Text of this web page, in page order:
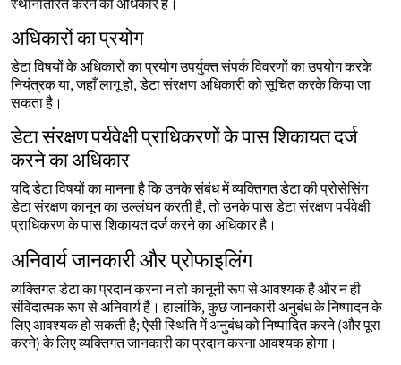
स्थानांतरित करने का अधिकार है।
अधिकारों का प्रयोग
डेटा विषयों के अधिकारों का प्रयोग उपर्युक्त संपर्क विवरणों का उपयोग करके
नियंत्रक या, जहाँ लागू हो, डेटा संरक्षण अधिकारी को सूचित करके किया जा
सकता है।
डेटा संरक्षण पर्यवेक्षी प्राधिकरणों के पास शिकायत दर्ज
करने का अधिकार
यदि डेटा विषयों का मानना है कि उनके संबंध में व्यक्तिगत डेटा की प्रोसेसिंग
डेटा संरक्षण कानून का उल्लंघन करती है, तो उनके पास डेटा संरक्षण पर्यवेक्षी
प्राधिकरण के पास शिकायत दर्ज करने का अधिकार है।
अनिवार्य जानकारी और प्रोफाइलिंग
व्यक्तिगत डेटा का प्रदान करना न तो कानूनी रूप से आवश्यक है और न ही
संविदात्मक रूप से अनिवार्य है। हालांकि, कुछ जानकारी अनुबंध के निष्पादन के
लिए आवश्यक हो सकती है; ऐसी स्थिति में अनुबंध को निष्पादित करने (और पूरा
करने) के लिए व्यक्तिगत जानकारी का प्रदान करना आवश्यक होगा।